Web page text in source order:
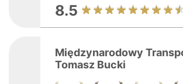
8.5
Międzynarodowy
Tomasz Bucki